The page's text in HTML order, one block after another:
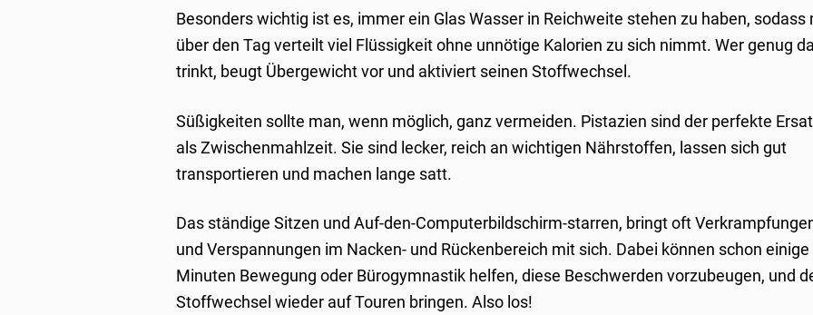
Besonders wichtig ist es, immer ein Glas Wasser in Reichweite stehen zu haben, sodass
über den Tag verteilt viel Flüssigkeit ohne unnötige Kalorien zu sich nimmt. Wer genug
trinkt, beugt Übergewicht vor und aktiviert seinen Stoffwechsel.
Süßigkeiten sollte man, wenn möglich, ganz vermeiden. Pistazien sind der perfekte
als Zwischenmahlzeit. Sie sind lecker, reich an wichtigen Nährstoffen, lassen sich gut
transportieren und machen lange satt.
Das ständige Sitzen und Auf-den-Computerbildschirm-starren, bringt oft
und Verspannungen im Nacken- und Rückenbereich mit sich. Dabei können schon einige
Minuten Bewegung oder Bürogymnastik helfen, diese Beschwerden vorzubeugen, und
Stoffwechsel wieder auf Touren bringen. Also los!